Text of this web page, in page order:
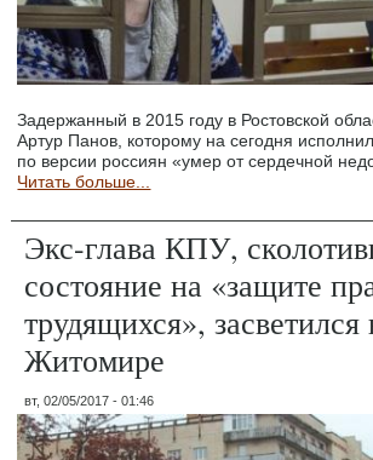
Задержанный в 2015 году в Ростовской
Артур Панов, которому на сегодня
по версии россиян «умер от сердечной
Читать больше...
Экс-глава КПУ,
состояние на «защите
трудящихся», засветился
Житомире
вт, 02/05/2017 - 01:46